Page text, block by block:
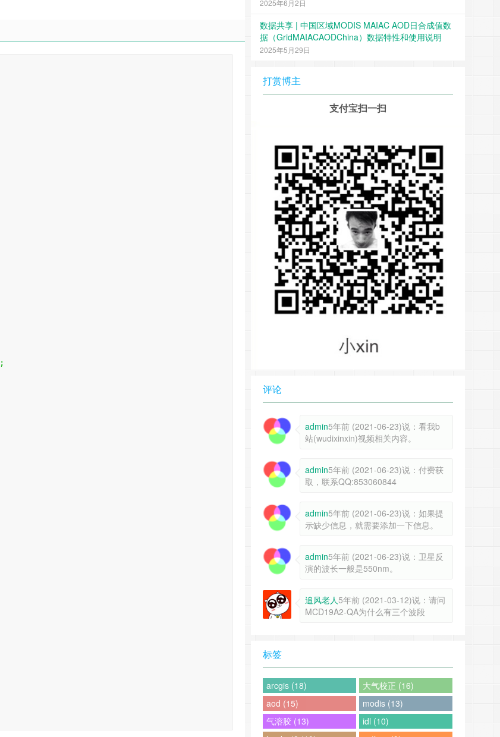
;
2025年6月2日
数据共享 | 中国区域MODIS MAIAC AOD日合成值数
据（GridMAIACAODChina）数据特性和使用说明
2025年5月29日
打赏博主
支付宝扫一扫
评论
admin5年前 (2021-06-23)说：看我b
站(wudixinxin)视频相关内容。
admin5年前 (2021-06-23)说：付费获
取，联系QQ:853060844
admin5年前 (2021-06-23)说：如果提
示缺少信息，就需要添加一下信息。
admin5年前 (2021-06-23)说：卫星反
演的波长一般是550nm。
追风老人5年前 (2021-03-12)说：请问
MCD19A2-QA为什么有三个波段
标签
arcgis (18)
大气校正 (16)
aod (15)
modis (13)
气溶胶 (13)
idl (10)